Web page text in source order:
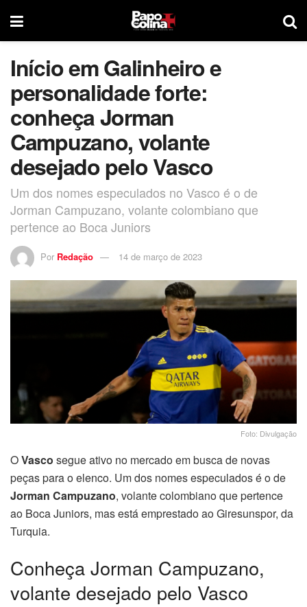
Início em Galinheiro e
personalidade forte:
conheça Jorman
Campuzano, volante
desejado pelo Vasco
Um dos nomes especulados no Vasco é o de
Jorman Campuzano, volante colombiano que
pertence ao Boca Juniors
Por Redação 14 de março de 2023
Foto: Divulgação
OVasco segue ativo no mercado em busca de novas
peças para o elenco. Um dos nomes especulados é o de
Jorman Campuzano, volante colombiano que pertence
ao Boca Juniors, mas está emprestado ao Giresunspor, da
Turquia.
Conheça Jorman Campuzano,
volante desejado pelo Vasco